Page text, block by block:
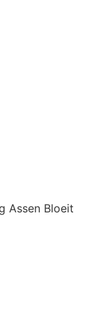
Assen Bloeit